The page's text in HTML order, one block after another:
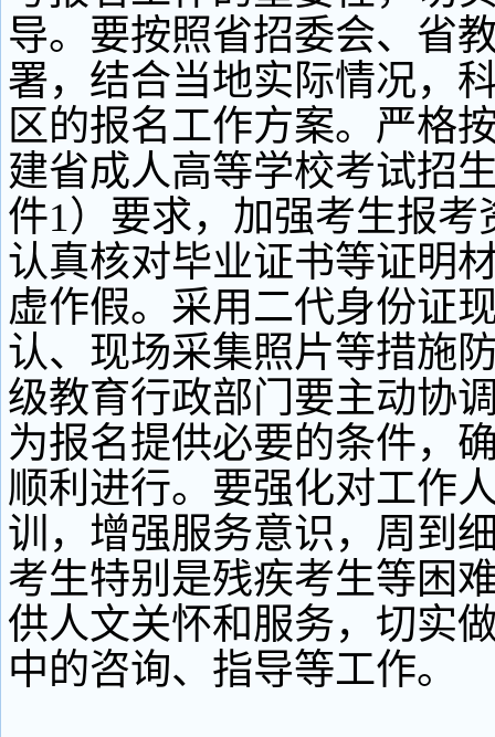
导。要按照省招委会、省
署，结合当地实际情况，
区的报名工作方案。严格
建省成人高等学校考试招
件1）要求，加强考生报考
认真核对毕业证书等证明
虚作假。采用二代身份证
认、现场采集照片等措施
级教育行政部门要主动协
为报名提供必要的条件，
顺利进行。要强化对工作
训，增强服务意识，周到
考生特别是残疾考生等困
供人文关怀和服务，切实
中的咨询、指导等工作。